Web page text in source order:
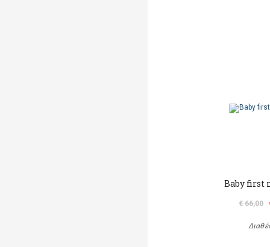
Baby first
€ 66,00